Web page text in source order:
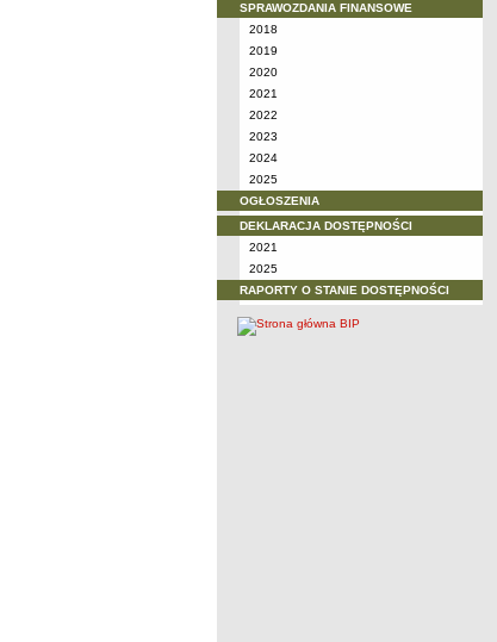
SPRAWOZDANIA FINANSOWE
2018
2019
2020
2021
2022
2023
2024
2025
OGŁOSZENIA
DEKLARACJA DOSTĘPNOŚCI
2021
2025
RAPORTY O STANIE DOSTĘPNOŚCI